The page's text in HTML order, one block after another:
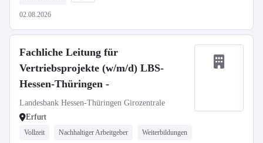
02.08.2026
Fachliche Leitung für
Vertriebsprojekte (w/m/d) LBS-
Hessen-Thüringen -
Landesbank Hessen-Thüringen Girozentrale
Erfurt
Vollzeit Nachhaltiger Arbeitgeber Weiterbildungen